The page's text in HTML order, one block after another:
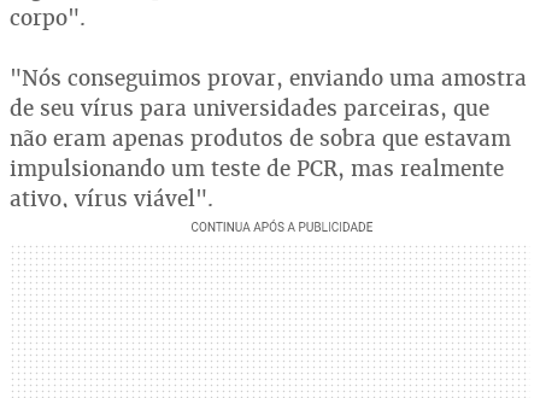
corpo".
"Nós conseguimos provar, enviando uma amostra
de seu vírus para universidades parceiras, que
não eram apenas produtos de sobra que estavam
impulsionando um teste de PCR, mas realmente
ativo, vírus viável".